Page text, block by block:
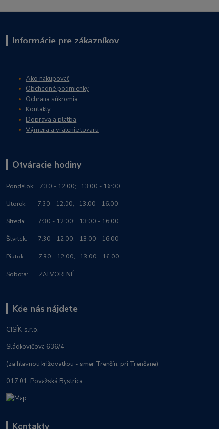
Informácie pre zákazníkov
Ako nakupovať
Obchodné podmienky
Ochrana súkromia
Kontakty
Doprava a platba
Výmena a vrátenie tovaru
Otváracie hodiny
Pondelok: 7:30 - 12:00; 13:00 - 16:00
Utorok: 7:30 - 12:00; 13:00 - 16:00
Streda: 7:30 - 12:00; 13:00 - 16:00
Štvrtok: 7:30 - 12:00; 13:00 - 16:00
Piatok: 7:30 - 12:00; 13:00 - 16:00
Sobota: ZATVORENÉ
Kde nás nájdete
CISÍK, s.r.o.
Sládkovičova 636/4
(za hlavnou križovatkou - smer Trenčín, pri Trenčane)
017 01 Považská Bystrica
Kontakty